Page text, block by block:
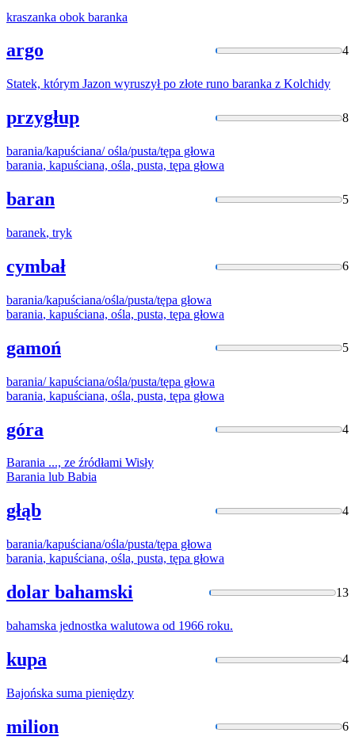
kraszanka obok baranka
argo 4
Statek, którym Jazon wyruszył po złote runo baranka z Kolchidy
przygłup 8
barania/kapuściana/ ośla/pusta/tępa głowa
barania, kapuściana, ośla, pusta, tępa głowa
baran 5
baranek, tryk
cymbał 6
barania/kapuściana/ośla/pusta/tępa głowa
barania, kapuściana, ośla, pusta, tępa głowa
gamoń 5
barania/ kapuściana/ośla/pusta/tępa głowa
barania, kapuściana, ośla, pusta, tępa głowa
góra 4
Barania ..., ze źródłami Wisły
Barania lub Babia
głąb 4
barania/kapuściana/ośla/pusta/tępa głowa
barania, kapuściana, ośla, pusta, tępa głowa
dolar bahamski 13
bahamska jednostka walutowa od 1966 roku.
kupa 4
Bajońska suma pieniędzy
milion 6